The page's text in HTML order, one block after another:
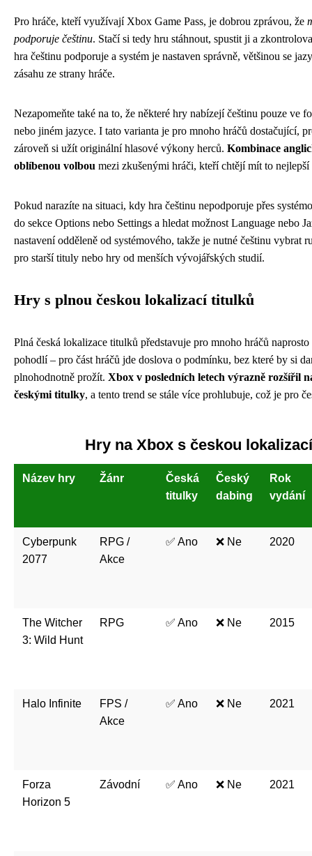
Pro hráče, kteří využívají Xbox Game Pass, je dobrou zprávou, že
podporuje češtinu. Stačí si tedy hru stáhnout, spustit ji a
hra češtinu podporuje a systém je nastaven správně, většinou se
zásahu ze strany hráče.
Nezapomeňte také na to, že některé hry nabízejí češtinu pouze ve
nebo jiném jazyce. I tato varianta je pro mnoho hráčů dostačující,
zároveň si užít originální hlasové výkony herců. Kombinace
oblíbenou volbou mezi zkušenými hráči, kteří chtějí mít to nejlepší
Pokud narazíte na situaci, kdy hra češtinu nepodporuje přes
do sekce Options nebo Settings a hledat možnost Language
nastavení odděleně od systémového, takže je nutné češtinu vybrat
pro starší tituly nebo hry od menších vývojářských studií.
Hry s plnou českou lokalizací titulků
Plná česká lokalizace titulků představuje pro mnoho hráčů
pohodlí – pro část hráčů jde doslova o podmínku, bez které by si
plnohodnotně prožít. Xbox v posledních letech výrazně rozšířil
českými titulky, a tento trend se stále více prohlubuje, což je pro
Hry na Xbox s českou
Název hry Žánr
Česká
titulky
Český
dabing
Rok
vydání
Cyberpunk
2077
RPG /
Akce
✅ Ano ❌ Ne 2020
The Witcher
3: Wild Hunt
RPG ✅ Ano ❌ Ne 2015
Halo Infinite
FPS /
Akce
✅ Ano ❌ Ne 2021
Forza
Horizon 5
Závodní ✅ Ano ❌ Ne 2021